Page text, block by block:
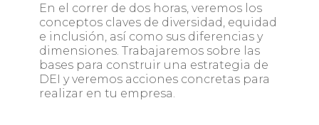
En el correr de dos horas, veremos los
conceptos claves de diversidad, equidad
e inclusión, así como sus diferencias y
dimensiones. Trabajaremos sobre las
bases para construir una estrategia de
DEI y veremos acciones concretas para
realizar en tu empresa.